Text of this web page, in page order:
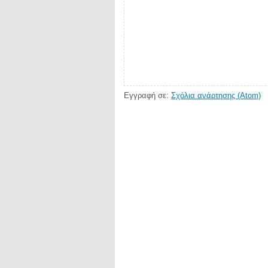
Εγγραφή σε: Σχόλια ανάρτησης (Atom)